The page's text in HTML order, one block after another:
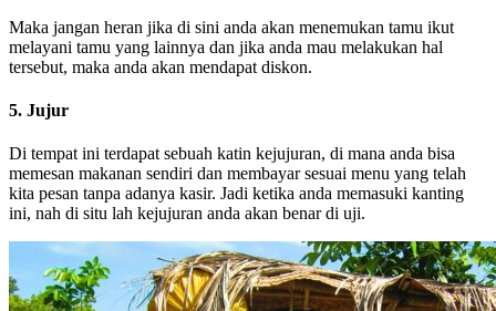
Maka jangan heran jika di sini anda akan menemukan tamu ikut
melayani tamu yang lainnya dan jika anda mau melakukan hal
tersebut, maka anda akan mendapat diskon.
5. Jujur
Di tempat ini terdapat sebuah katin kejujuran, di mana anda bisa
memesan makanan sendiri dan membayar sesuai menu yang telah
kita pesan tanpa adanya kasir. Jadi ketika anda memasuki kanting
ini, nah di situ lah kejujuran anda akan benar di uji.